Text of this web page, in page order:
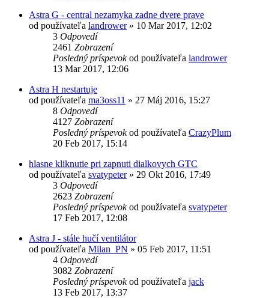
Astra G - central nezamyka zadne dvere prave
od používateľa landrower» 10 Mar 2017, 12:02
3 Odpovedí
2461 Zobrazení
Posledný príspevokod používateľa landrower
13 Mar 2017, 12:06
Astra H nestartuje
od používateľa ma3oss11 » 27 Máj 2016, 15:27
8 Odpovedí
4127 Zobrazení
Posledný príspevokod používateľa CrazyPlum
20 Feb 2017, 15:14
hlasne kliknutie pri zapnuti dialkovych GTC
od používateľa svatypeter» 29 Okt 2016, 17:49
3 Odpovedí
2623 Zobrazení
Posledný príspevokod používateľa svatypeter
17 Feb 2017, 12:08
Astra J - stále hučí ventilátor
od používateľa Milan_PN » 05 Feb 2017, 11:51
4 Odpovedí
3082 Zobrazení
Posledný príspevokod používateľa jack
13 Feb 2017, 13:37